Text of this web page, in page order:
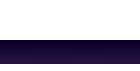
content